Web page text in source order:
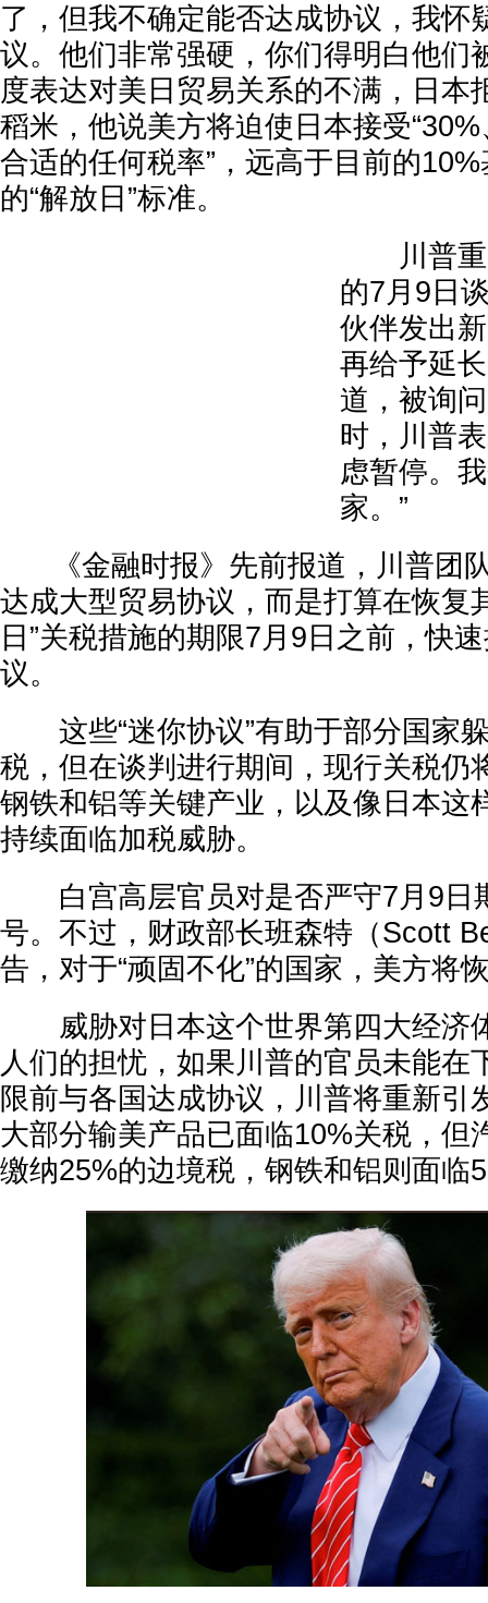
了，但我不确定能否达成协议，我怀
议。他们非常强硬，你们得明白他们
度表达对美日贸易关系的不满，日本
稻米，他说美方将迫使日本接受
合适的任何税率”，远高于目前的
的“解放日”标准。
川普重
的7月9日
伙伴发出
再给予延
道，被询
时，川普
虑暂停。
家。”
《金融时报》先前报道，川普团
达成大型贸易协议，而是打算在恢复
日”关税措施的期限7月9日之前，快
议。
这些“迷你协议”有助于部分国家
税，但在谈判进行期间，现行关税仍
钢铁和铝等关键产业，以及像日本这
持续面临加税威胁。
白宫高层官员对是否严守7月9日
号。不过，财政部长班森特（Scott
告，对于“顽固不化”的国家，美方将
威胁对日本这个世界第四大经济
人们的担忧，如果川普的官员未能在
限前与各国达成协议，川普将重新引
大部分输美产品已面临10%关税，但
缴纳25%的边境税，钢铁和铝则面临